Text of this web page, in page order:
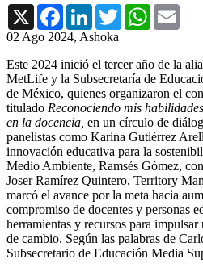
X FacebookLinkedInTwitterWhatsApp
02 Ago 2024, Ashoka
Este 2024 inició el tercer año de la
MetLife y la Subsecretaría de
de México, quienes organizaron el
titulado Reconociendo mis
en la docencia, en un círculo de
panelistas como Karina Gutiérrez
innovación educativa para la
Medio Ambiente, Ramsés Gómez,
Joser Ramírez Quintero, Territory
marcó el avance por la meta hacia
compromiso de docentes y personas
herramientas y recursos para
de cambio. Según las palabras de
Subsecretario de Educación Media